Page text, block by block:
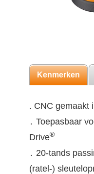
Kenmerken
. CNC gemaakt
․ Toepasbaar
Drive®
․ 20-tands
(ratel-)